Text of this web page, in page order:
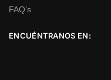
FAQ’s
ENCUÉNTRANOS EN: